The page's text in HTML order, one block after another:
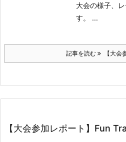
大会の様子、
す。
...
記事を読む 【大会
【大会参加レポート】Fun